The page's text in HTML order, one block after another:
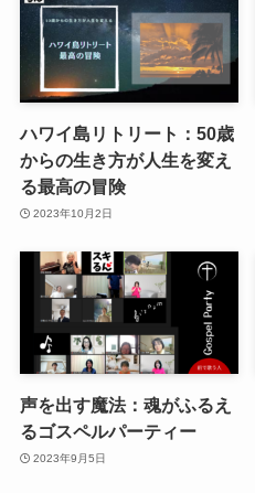
ハワイ島リトリート：50歳
からの生き方が人生を変え
る最高の冒険
2023年10月2日
声を出す魔法：魂がふるえ
るゴスペルパーティー
2023年9月5日